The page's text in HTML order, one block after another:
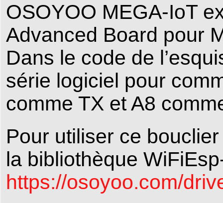
OSOYOO MEGA-IoT
Advanced Board pour
Dans le code de
série logiciel pour
comme TX et A8
Pour utiliser ce
la bibliothèque
https://osoyoo.com/